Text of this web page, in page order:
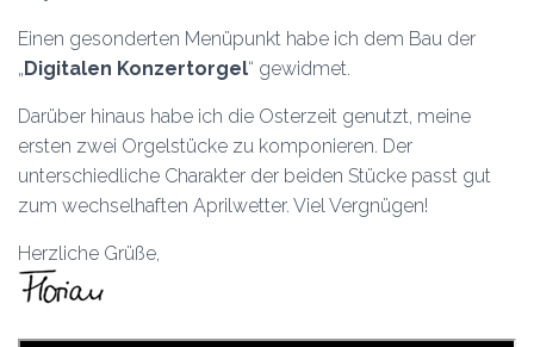
Einen gesonderten Menüpunkt habe ich dem Bau der
„Digitalen Konzertorgel“ gewidmet.
Darüber hinaus habe ich die Osterzeit genutzt, meine
ersten zwei Orgelstücke zu komponieren. Der
unterschiedliche Charakter der beiden Stücke passt gut
zum wechselhaften Aprilwetter. Viel Vergnügen!
Herzliche Grüße,